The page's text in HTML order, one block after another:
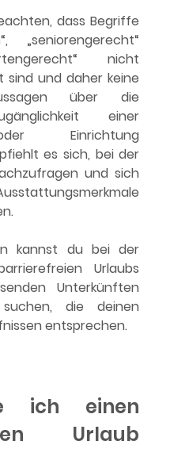
dass Begriffe
„seniorengerecht“
nicht
sind und daher keine
über die
einer
Einrichtung
es sich, bei der
und sich
kannst du bei der
Urlaubs
Unterkünften
die deinen
entsprechen.
ich einen
Urlaub